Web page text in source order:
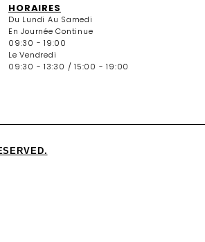
HORAIRES
Du Lundi Au Samedi
En Journée Continue
09:30 - 19:00
Le Vendredi
09:30 - 13:30 / 15:00 - 19:00